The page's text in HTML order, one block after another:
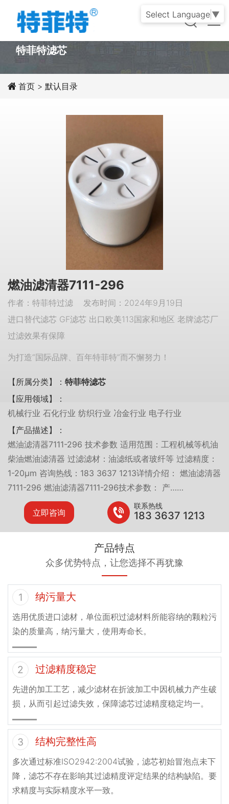
PRODUCT
特菲特滤芯
首页 > 默认目录
燃油滤清器7111-296
作者：特菲特过滤 发布时间：2024年9月19日
进口替代滤芯 GF滤芯 出口欧美113国家和地区 老牌滤芯厂
过滤效果有保障
为打造“国际品牌、百年特菲特”而不懈努力！
【所属分类】： 特菲特滤芯
【应用领域】：
机械行业 石化行业 纺织行业 冶金行业 电子行业
【产品描述】：
燃油滤清器7111-296 技术参数 适用范围：工程机械等机油
柴油燃油滤清器 过滤滤材：油滤纸或者玻纤等 过滤精度：
1-20μm 咨询热线：183 3637 1213详情介绍： 燃油滤清器
7111-296 燃油滤清器7111-296技术参数： 产……
立即咨询
联系热线
183 3637 1213
产品特点
众多优势特点，让您选择不再犹豫
1 纳污量大
选用优质进口滤材，单位面积过滤材料所能容纳的颗粒污
染的质量高，纳污量大，使用寿命长。
2 过滤精度稳定
先进的加工工艺，减少滤材在折波加工中因机械力产生破
损，从而引起过滤失效，保障滤芯过滤精度稳定均一。
3 结构完整性高
多次通过标准ISO2942:2004试验，滤芯初始冒泡点未下
降，滤芯不存在影响其过滤精度评定结果的结构缺陷。要
求精度与实际精度水平一致。
Select Language ▼